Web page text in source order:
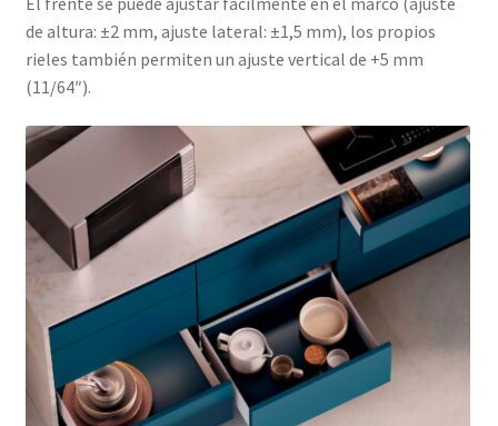
de altura: ±2 mm, ajuste lateral: ±1,5 mm), los propios
rieles también permiten un ajuste vertical de +5 mm
(11/64″).